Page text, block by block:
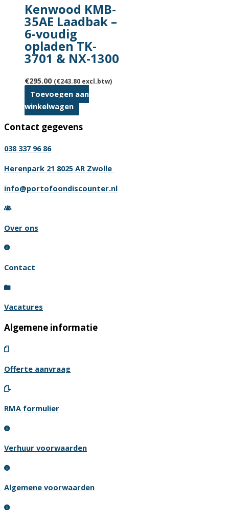
Kenwood KMB-
35AE Laadbak –
6-voudig
opladen TK-
3701 & NX-1300
€295.00 (€243.80 excl.btw)
Toevoegen aan
winkelwagen
Contact gegevens
038 337 96 86
Herenpark 21 8025 AR Zwolle
info@portofoondiscounter.nl
Over ons
Contact
Vacatures
Algemene informatie
Offerte aanvraag
RMA formulier
Verhuur voorwaarden
Algemene voorwaarden